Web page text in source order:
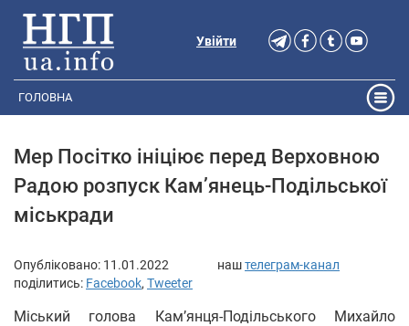
Увійти
ГОЛОВНА
Мер Посітко ініціює перед Верховною
Радою розпуск Кам’янець-Подільської
міськради
Опубліковано: 11.01.2022 наштелеграм-канал
поділитись: Facebook, Tweeter
Міський голова Кам’янця-Подільського Михайло